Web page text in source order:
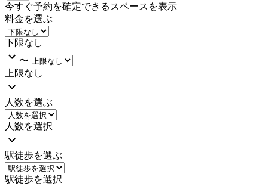
今すぐ予約を確定できるスペースを表示
料金を選ぶ
下限なし
〜
上限なし
人数を選ぶ
人数を選択
駅徒歩を選ぶ
駅徒歩を選択